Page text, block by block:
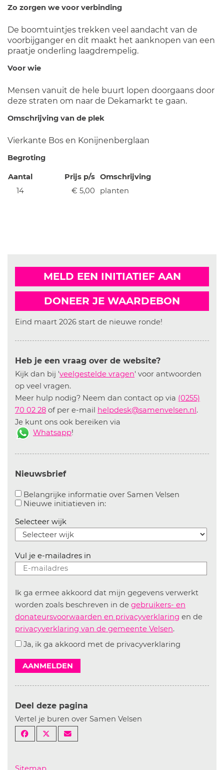
Zo zorgen we voor verbinding
De boomtuintjes trekken veel aandacht van de
voorbijganger en dit maakt het aanknopen van een
praatje onderling laagdrempelig.
Voor wie
Mensen vanuit de hele buurt lopen doorgaans door
deze straten om naar de Dekamarkt te gaan.
Omschrijving van de plek
Vierkante Bos en Konijnenberglaan
Begroting
Aantal Prijs p/s Omschrijving
14
€ 5,00 planten
MELD EEN INITIATIEF AAN
DONEER JE WAARDEBON
Eind maart 2026 start de nieuwe ronde!
Heb je een vraag over de website?
Kijk dan bij 'veelgestelde vragen' voor antwoorden
op veel vragen.
Meer hulp nodig? Neem dan contact op via (0255)
70 02 28 of per e-mail helpdesk@samenvelsen.nl.
Je kunt ons ook bereiken via
Whatsapp!
Nieuwsbrief
Belangrijke informatie over Samen Velsen
Nieuwe initiatieven in:Aanvinken om informatie over
Selecteer wijk
Vul je e-mailadres in
Ik ga ermee akkoord dat mijn gegevens verwerkt
worden zoals beschreven in de gebruikers- en
donateursvoorwaarden en privacyverklaring en de
privacyverklaring van de gemeente Velsen.
Ja, ik ga akkoord met de privacyverklaring
AANMELDEN
Deel deze pagina
Vertel je buren over Samen Velsen